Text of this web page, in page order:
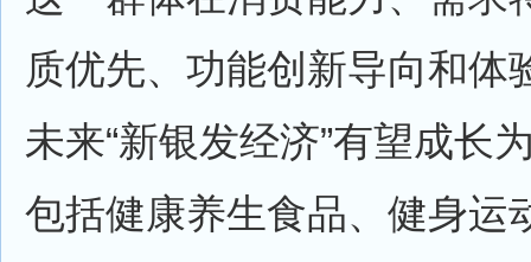
质优先、功能创新导向和体
未来“新银发经济”有望成长
包括健康养生食品、健身运